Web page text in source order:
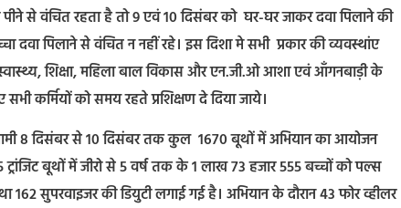
से वंचित रहता है तो 9 एवं 10 दिसंबर को घर-घर जाकर दवा पिलाने की
दवा पिलाने से वंचित न नहीं रहे। इस दिशा मे सभी प्रकार की व्यवस्थांए
शिक्षा, महिला बाल विकास और एन.जी.ओ आशा एवं आँगनबाड़ी के
कर्मियों को समय रहते प्रशिक्षण दे दिया जाये।
8 दिसंबर से 10 दिसंबर तक कुल 1670 बूथों में अभियान का आयोजन
बूथों में जीरो से 5 वर्ष तक के 1 लाख 73 हजार 555 बच्चों को पल्स
162 सुपरवाइजर की डियुटी लगाई गई है। अभियान के दौरान 43 फोर व्हीलर